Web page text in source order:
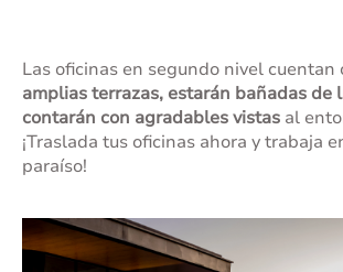
Las oficinas en segundo nivel cuentan
amplias terrazas, estarán bañadas de
contarán con agradables vistas al
¡Traslada tus oficinas ahora y trabaja
paraíso!